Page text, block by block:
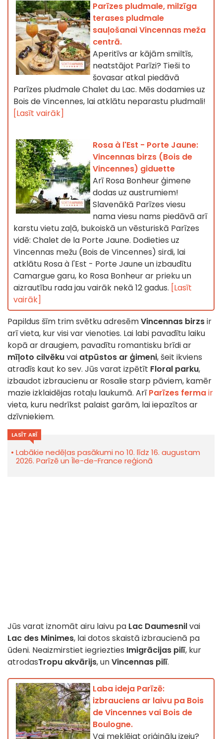
Parīzes pludmale, milzīga
terases pludmale
sauļošanai Vincennas meža
centrā.
Aperitīvs ar kājām smiltīs,
neatstājot Parīzi? Tieši to
šovasar atkal piedāvā
Parīzes pludmale Chalet du Lac. Mēs dodamies uz
Bois de Vincennes, lai atklātu neparastu pludmali!
[Lasīt vairāk]
Rosa à l'Est - Porte Jaune:
Vincennas birzs (Bois de
Vincennes) giduette
Arī Rosa Bonheur ģimene
dodas uz austrumiem!
Slavenākā Parīzes viesu
nama viesu nams piedāvā arī
karstu vietu zaļā, bukoiskā un vēsturiskā Parīzes
vidē: Chalet de la Porte Jaune. Dodieties uz
Vincennas mežu (Bois de Vincennes) sirdi, lai
atklātu Rosa à l'Est - Porte Jaune un izbaudītu
Camargue garu, ko Rosa Bonheur ar prieku un
aizrautību rada jau vairāk nekā 12 gadus. [Lasīt
vairāk]
Papildus šīm trim svētku adresēmVincennas birzsir
arī vieta, kur visi var vienoties. Lai labi pavadītu laiku
kopā ar draugiem, pavadītu romantisku brīdi ar
mīļoto cilvēkuvai atpūstos ar ģimeni, šeit ikviens
atradīs kaut ko sev. Jūs varat izpētīt Floral parku,
izbaudot izbraucienu ar Rosalie starp pāviem, kamēr
mazie izklaidējas rotaļu laukumā. ArīParīzes fermair
vieta, kuru nedrīkst palaist garām, lai iepazītos ar
dzīvniekiem.
LASĪT ARĪ
Labākie nedēļas pasākumi no 10. līdz 16. augustam
2026. Parīzē un Île-de-France reģionā
Jūs varat iznomāt airu laivu pa Lac Daumesnilvai
Lac des Minimes, lai dotos skaistā izbraucienā pa
ūdeni. Neaizmirstiet iegriezties Imigrācijas pilī, kur
atrodasTropu akvārijs, unVincennas pilī.
Laba ideja Parīzē:
izbrauciens ar laivu pa Bois
de Vincennes vai Bois de
Boulogne.
Vai meklējat oriģinālu izeju?